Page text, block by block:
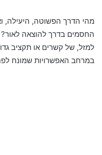
מהי הדרך הפשוטה, היעילה,
החסמים בדרך להוצאה לאור?
למזל, של קשרים או תקציב
במרחב האפשרויות שמונח